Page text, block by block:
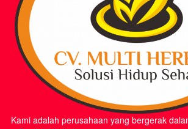
Kami adalah perusahaan yang bergerak